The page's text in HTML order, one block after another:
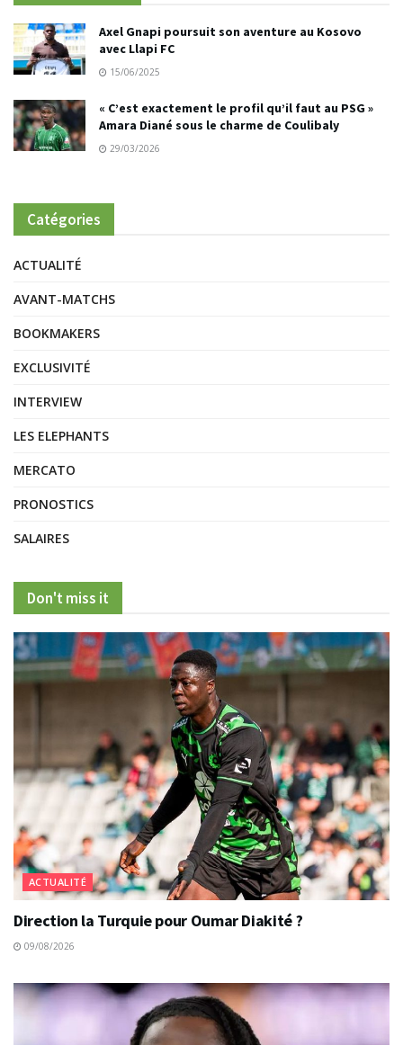
Axel Gnapi poursuit son aventure au Kosovo
avec Llapi FC
15/06/2025
« C’est exactement le profil qu’il faut au PSG »
Amara Diané sous le charme de Coulibaly
29/03/2026
Catégories
ACTUALITÉ
AVANT-MATCHS
BOOKMAKERS
EXCLUSIVITÉ
INTERVIEW
LES ELEPHANTS
MERCATO
PRONOSTICS
SALAIRES
Don't miss it
ACTUALITÉ
Direction la Turquie pour Oumar Diakité ?
09/08/2026